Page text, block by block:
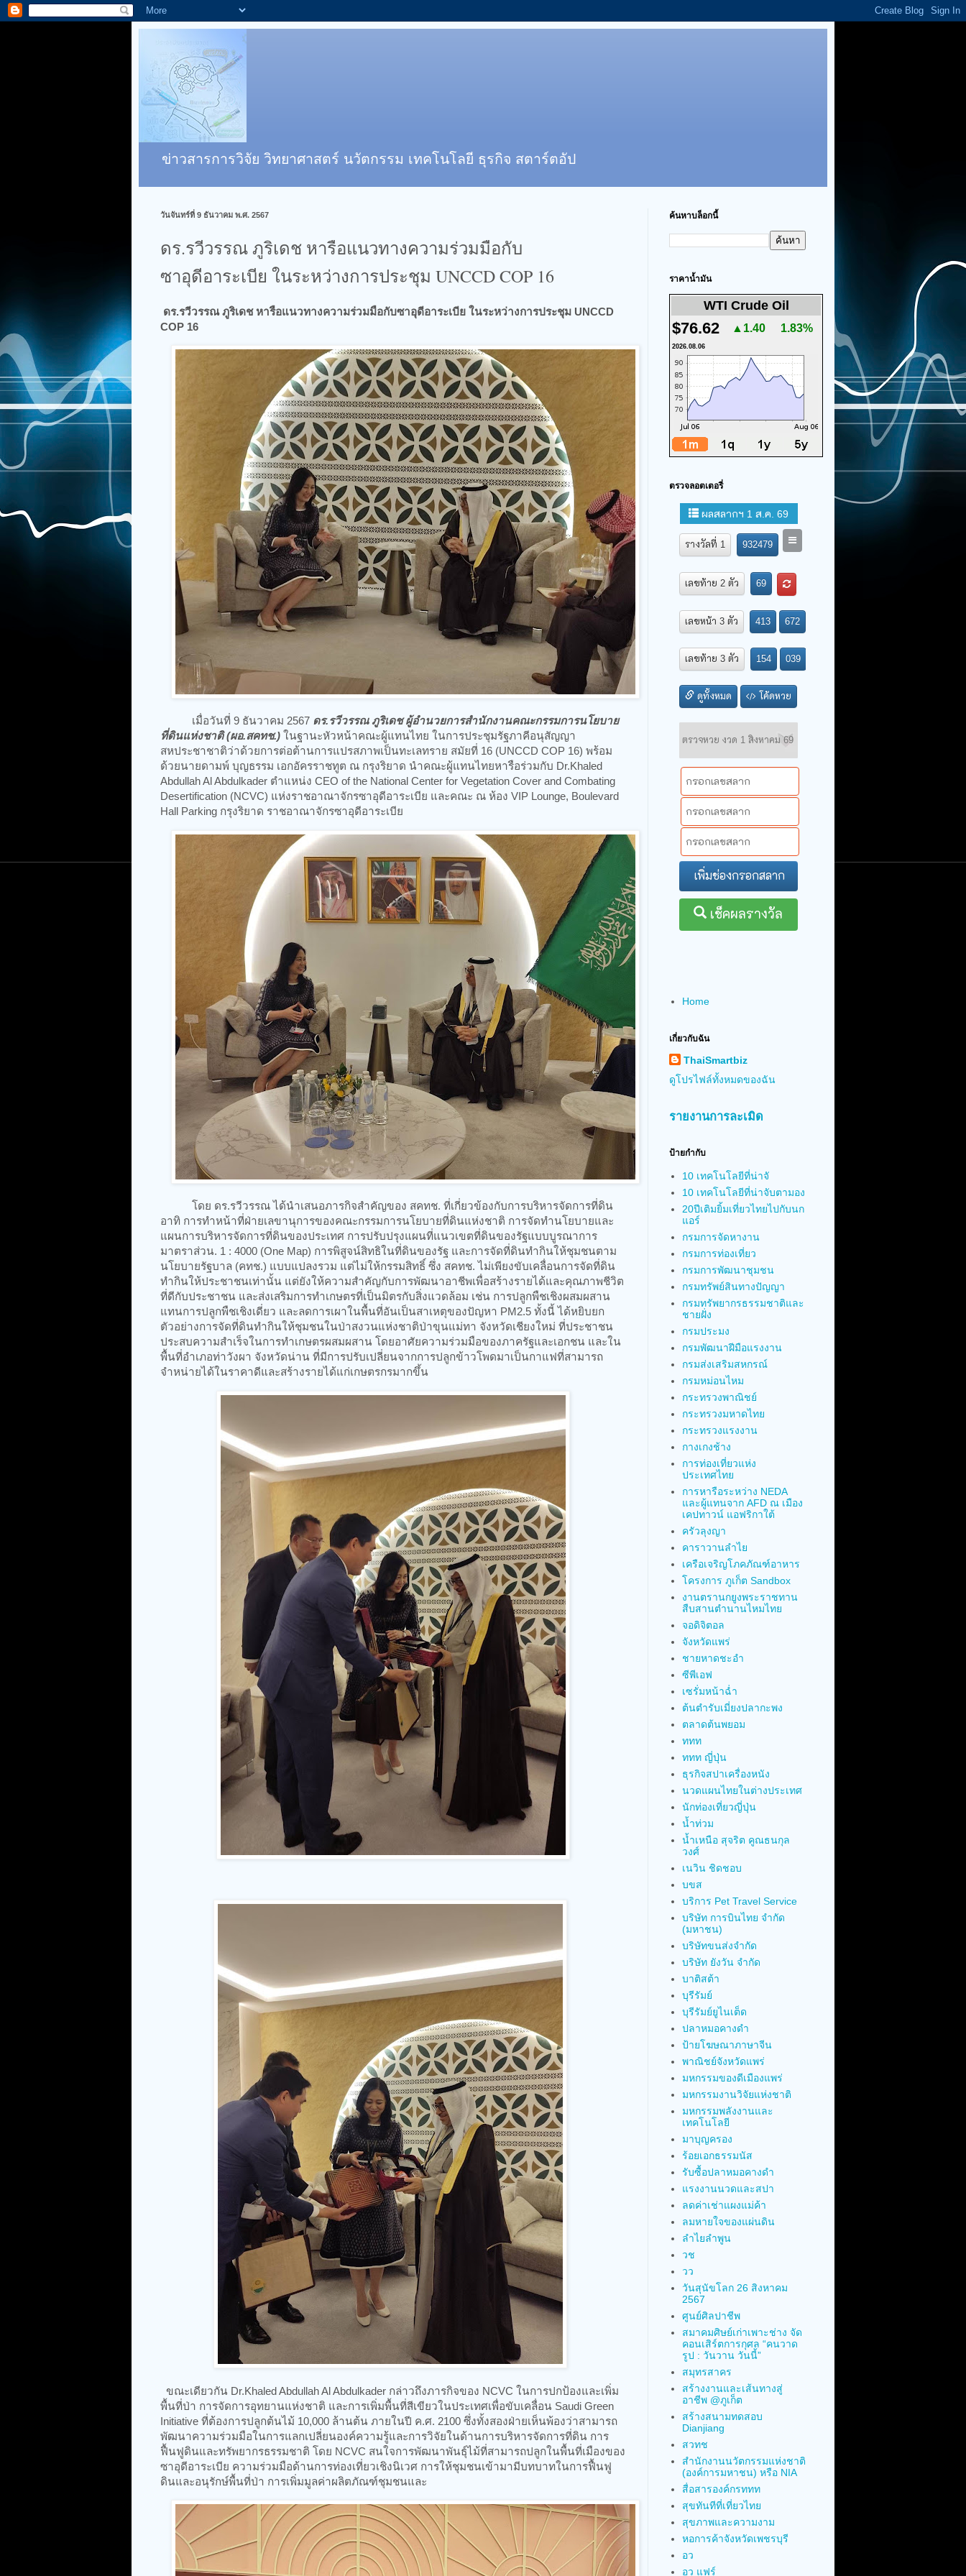
ข่าวสารการวิจัย วิทยาศาสตร์ นวัตกรรม เทคโนโลยี ธุรกิจ สตาร์ตอัป
วันจันทร์ที่ 9 ธันวาคม พ.ศ. 2567
ดร.รวีวรรณ ภูริเดช หารือแนวทางความร่วมมือกับ
ซาอุดีอาระเบีย ในระหว่างการประชุม UNCCD COP 16
ดร.รวีวรรณ ภูริเดช หารือแนวทางความร่วมมือกับซาอุดีอาระเบีย ในระหว่างการประชุม UNCCD
COP 16
เมื่อวันที่ 9 ธันวาคม 2567 ดร.รวีวรรณ ภูริเดช ผู้อำนวยการสำนักงานคณะกรรมการนโยบาย
ที่ดินแห่งชาติ (ผอ.สคทช.) ในฐานะหัวหน้าคณะผู้แทนไทย ในการประชุมรัฐภาคีอนุสัญญา
สหประชาชาติว่าด้วยการต่อต้านการแปรสภาพเป็นทะเลทราย สมัยที่ 16 (UNCCD COP 16) พร้อม
ด้วยนายดามพ์ บุญธรรม เอกอัครราชทูต ณ กรุงริยาด นำคณะผู้แทนไทยหารือร่วมกับ Dr.Khaled
Abdullah Al Abdulkader ตำแหน่ง CEO of the National Center for Vegetation Cover and Combating
Desertification (NCVC) แห่งราชอาณาจักรซาอุดีอาระเบีย และคณะ ณ ห้อง VIP Lounge, Boulevard
Hall Parking กรุงริยาด ราชอาณาจักรซาอุดีอาระเบีย
โดย ดร.รวีวรรณ ได้นำเสนอภารกิจสำคัญของ สคทช. ที่เกี่ยวข้องกับการบริหารจัดการที่ดิน
อาทิ การทำหน้าที่ฝ่ายเลขานุการของคณะกรรมการนโยบายที่ดินแห่งชาติ การจัดทำนโยบายและ
แผนการบริหารจัดการที่ดินของประเทศ การปรับปรุงแผนที่แนวเขตที่ดินของรัฐแบบบูรณาการ
มาตราส่วน. 1 : 4000 (One Map) การพิสูจน์สิทธิในที่ดินของรัฐ และการจัดที่ดินทำกินให้ชุมชนตาม
นโยบายรัฐบาล (คทช.) แบบแปลงรวม แต่ไม่ให้กรรมสิทธิ์ ซึ่ง สคทช. ไม่เพียงขับเคลื่อนการจัดที่ดิน
ทำกินให้ประชาชนเท่านั้น แต่ยังให้ความสำคัญกับการพัฒนาอาชีพเพื่อสร้างรายได้และคุณภาพชีวิต
ที่ดีกับประชาชน และส่งเสริมการทำเกษตรที่เป็นมิตรกับสิ่งแวดล้อม เช่น การปลูกพืชเชิงผสมผสาน
แทนการปลูกพืชเชิงเดี่ยว และลดการเผาในพื้นที่อันเป็นสาเหตุของปัญหา PM2.5 ทั้งนี้ ได้หยิบยก
ตัวอย่างการจัดที่ดินทำกินให้ชุมชนในป่าสงวนแห่งชาติป่าขุนแม่ทา จังหวัดเชียงใหม่ ที่ประชาชน
ประสบความสำเร็จในการทำเกษตรผสมผสาน โดยอาศัยความร่วมมือของภาครัฐและเอกชน และใน
พื้นที่อำเภอท่าวังผา จังหวัดน่าน ที่มีการปรับเปลี่ยนจากการปลูกข้าวโพดมาเป็นกาแฟที่สามารถ
จำหน่ายได้ในราคาดีและสร้างรายได้แก่เกษตรกรมากขึ้น
ขณะเดียวกัน Dr.Khaled Abdullah Al Abdulkader กล่าวถึงภารกิจของ NCVC ในการปกป้องและเพิ่ม
พื้นที่ป่า การจัดการอุทยานแห่งชาติ และการเพิ่มพื้นที่สีเขียวในประเทศเพื่อขับเคลื่อน Saudi Green
Initiative ที่ต้องการปลูกต้นไม้ 10,000 ล้านต้น ภายในปี ค.ศ. 2100 ซึ่งทั้งสองฝ่ายเห็นพ้องว่าสามารถ
พัฒนาความร่วมมือในการแลกเปลี่ยนองค์ความรู้และการวิจัยในด้านการบริหารจัดการที่ดิน การ
ฟื้นฟูดินและทรัพยากรธรรมชาติ โดย NCVC สนใจการพัฒนาพันธุ์ไม้ที่สามารถปลูกในพื้นที่เมืองของ
ซาอุดีอาระเบีย ความร่วมมือด้านการท่องเที่ยวเชิงนิเวศ การให้ชุมชนเข้ามามีบทบาทในการฟื้นฟู
ดินและอนุรักษ์พื้นที่ป่า การเพิ่มมูลค่าผลิตภัณฑ์ชุมชนและ
ค้นหาบล็อกนี้
ราคาน้ำมัน
WTI Crude Oil
$76.62 ▲1.40 1.83%
2026.08.06
ตรวจลอตเตอรี่
Home
เกี่ยวกับฉัน
ThaiSmartbiz
ดูโปรไฟล์ทั้งหมดของฉัน
รายงานการละเมิด
ป้ายกำกับ
10 เทคโนโลยีที่น่าจั
10 เทคโนโลยีที่น่าจับตามอง
20ปีเติมยิ้มเที่ยวไทยไปกับนก
แอร์
กรมการจัดหางาน
กรมการท่องเที่ยว
กรมการพัฒนาชุมชน
กรมทรัพย์สินทางปัญญา
กรมทรัพยากรธรรมชาติและ
ชายฝั่ง
กรมประมง
กรมพัฒนาฝีมือแรงงาน
กรมส่งเสริมสหกรณ์
กรมหม่อนไหม
กระทรวงพาณิชย์
กระทรวงมหาดไทย
กระทรวงแรงงาน
กางเกงช้าง
การท่องเที่ยวแห่ง
ประเทศไทย
การหารือระหว่าง NEDA
และผู้แทนจาก AFD ณ เมือง
เคปทาวน์ แอฟริกาใต้
ครัวลุงญา
คาราวานลำไย
เครือเจริญโภคภัณฑ์อาหาร
โครงการ ภูเก็ต Sandbox
งานตรานกยูงพระราชทาน
สืบสานตำนานไหมไทย
จอดิจิตอล
จังหวัดแพร่
ชายหาดชะอำ
ซีพีเอฟ
เซรั่มหน้าฉ่ำ
ต้นตำรับเมี่ยงปลากะพง
ตลาดต้นพยอม
ททท
ททท ญี่ปุ่น
ธุรกิจสปาเครื่องหนัง
นวดแผนไทยในต่างประเทศ
นักท่องเที่ยวญี่ปุ่น
น้ำท่วม
น้ำเหนือ สุจริต คูณธนกุล
วงศ์
เนวิน ชิดชอบ
บขส
บริการ Pet Travel Service
บริษัท การบินไทย จำกัด
(มหาชน)
บริษัทขนส่งจำกัด
บริษัท ยังวัน จำกัด
บาติสต้า
บุรีรัมย์
บุรีรัมย์ยูไนเต็ด
ปลาหมอคางดำ
ป้ายโฆษณาภาษาจีน
พาณิชย์จังหวัดแพร่
มหกรรมของดีเมืองแพร่
มหกรรมงานวิจัยแห่งชาติ
มหกรรมพลังงานและ
เทคโนโลยี
มาบุญครอง
ร้อยเอกธรรมนัส
รับซื้อปลาหมอคางดำ
แรงงานนวดและสปา
ลดค่าเช่าแผงแม่ค้า
ลมหายใจของแผ่นดิน
ลำไยลำพูน
วช
วว
วันสุนัขโลก 26 สิงหาคม
2567
ศูนย์ศิลปาชีพ
สมาคมศิษย์เก่าเพาะช่าง จัด
คอนเสิร์ตการกุศล “คนวาด
รูป : วันวาน วันนี้”
สมุทรสาคร
สร้างงานและเส้นทางสู่
อาชีพ @ภูเก็ต
สร้างสนามทดสอบ
Dianjiang
สวทช
สำนักงานนวัตกรรมแห่งชาติ
(องค์การมหาชน) หรือ NIA
สื่อสารองค์กรททท
สุขทันทีที่เที่ยวไทย
สุขภาพและความงาม
หอการค้าจังหวัดเพชรบุรี
อว
อว แฟร์